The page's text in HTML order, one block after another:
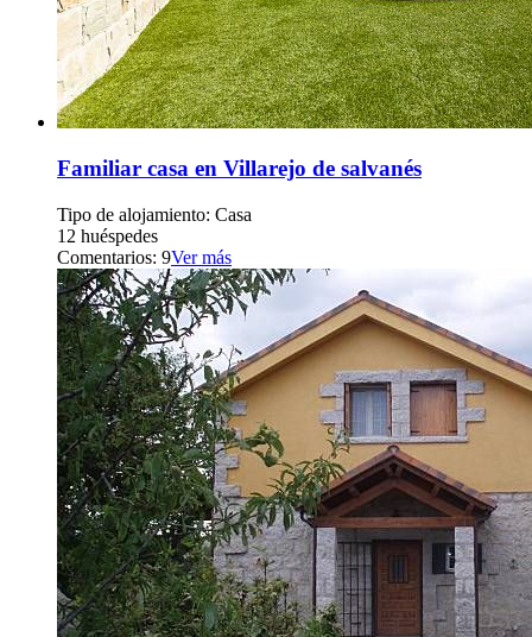
Familiar casa en Villarejo de salvanés
Tipo de alojamiento: Casa
12 huéspedes
Comentarios: 9Ver más